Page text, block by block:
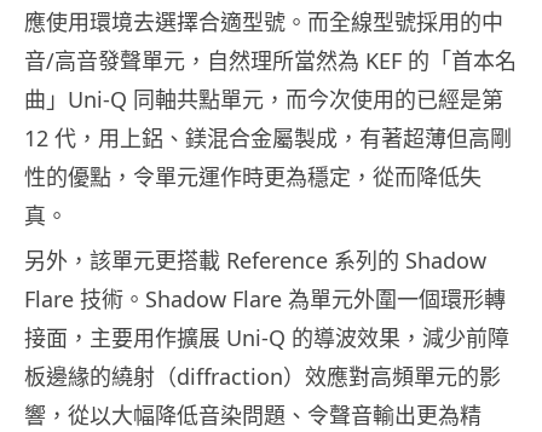
應使用環境去選擇合適型號。而全線型號採用的中
音/高音發聲單元，自然理所當然為 KEF 的「首本名
曲」Uni-Q 同軸共點單元，而今次使用的已經是第
12 代，用上鋁、鎂混合金屬製成，有著超薄但高剛
性的優點，令單元運作時更為穩定，從而降低失
真。
另外，該單元更搭載 Reference 系列的 Shadow
Flare 技術。Shadow Flare 為單元外圍一個環形轉
接面，主要用作擴展 Uni-Q 的導波效果，減少前障
板邊緣的繞射（diffraction）效應對高頻單元的影
響，從以大幅降低音染問題、令聲音輸出更為精